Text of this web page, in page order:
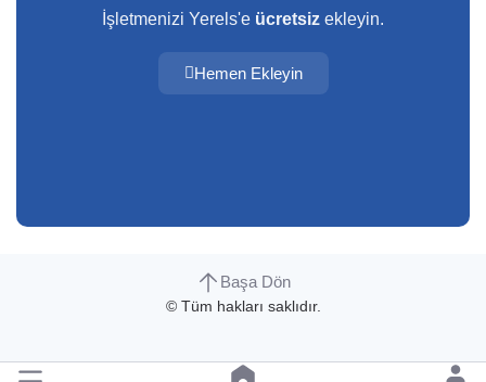
İşletmenizi Yerels'e ücretsiz ekleyin.
Hemen Ekleyin
Başa Dön
© Tüm hakları saklıdır.